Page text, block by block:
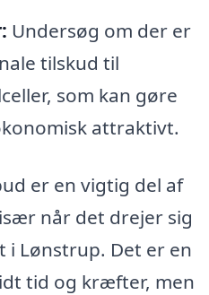
Undersøg om der er
tilskud til
som kan gøre
attraktivt.
er en vigtig del af
når det drejer sig
i Lønstrup. Det er en
tid og kræfter, men